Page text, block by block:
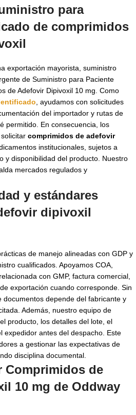
para
de comprimidos
exportación mayorista, suministro
de Suministro para Paciente
de Adefovir Dipivoxil 10 mg. Como
, ayudamos con solicitudes
del importador y rutas de
permitido. En consecuencia, los
comprimidos de adefovir
institucionales, sujetos a
y disponibilidad del producto. Nuestro
mercados regulados y
y estándares
dipivoxil
de manejo alineadas con GDP y
cualificados. Apoyamos COA,
con GMP, factura comercial,
exportación cuando corresponde. Sin
documentos depende del fabricante y
Además, nuestro equipo de
producto, los detalles del lote, el
expedidor antes del despacho. Este
a gestionar las expectativas de
disciplina documental.
Comprimidos de
10 mg de Oddway